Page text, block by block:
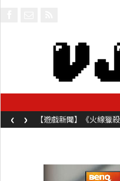
【遊戲新聞】《火線獵
容同時系舊作限時超平
‹ ›